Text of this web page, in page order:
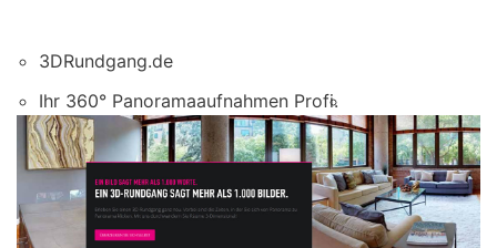
3DRundgang.de
Ihr 360° Panoramaaufnahmen Profi.